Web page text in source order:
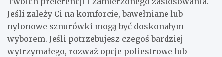
Jeśli zależy Ci na komforcie, bawełniane lub
nylonowe sznurówki mogą być doskonałym
wyborem. Jeśli potrzebujesz czegoś bardziej
wytrzymałego, rozważ opcje poliestrowe lub